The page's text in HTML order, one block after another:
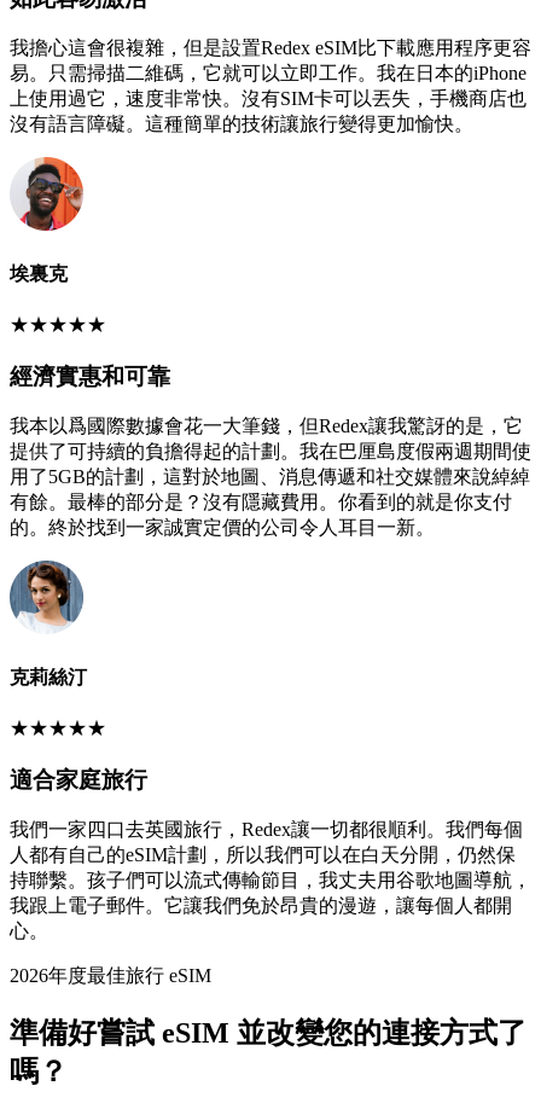
我擔心這會很複雜，但是設置Redex eSIM比下載應用程序更容
易。只需掃描二維碼，它就可以立即工作。我在日本的iPhone
上使用過它，速度非常快。沒有SIM卡可以丟失，手機商店也
沒有語言障礙。這種簡單的技術讓旅行變得更加愉快。
埃裏克
★★★★★
經濟實惠和可靠
我本以爲國際數據會花一大筆錢，但Redex讓我驚訝的是，它
提供了可持續的負擔得起的計劃。我在巴厘島度假兩週期間使
用了5GB的計劃，這對於地圖、消息傳遞和社交媒體來說綽綽
有餘。最棒的部分是？沒有隱藏費用。你看到的就是你支付
的。終於找到一家誠實定價的公司令人耳目一新。
克莉絲汀
★★★★★
適合家庭旅行
我們一家四口去英國旅行，Redex讓一切都很順利。我們每個
人都有自己的eSIM計劃，所以我們可以在白天分開，仍然保
持聯繫。孩子們可以流式傳輸節目，我丈夫用谷歌地圖導航，
我跟上電子郵件。它讓我們免於昂貴的漫遊，讓每個人都開
心。
2026年度最佳旅行 eSIM
準備好嘗試 eSIM 並改變您的連接方式了
嗎？